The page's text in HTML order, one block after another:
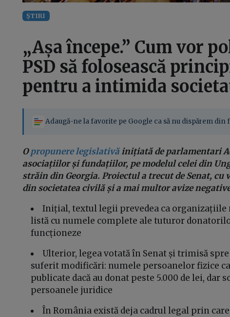
ȘTIRI
„Așa începe.” Cum vor
PSD să folosească
pentru a intimida
Adaugă-ne la favorite pe Google ca să nu dispărem din
Opropunere legislativăinițiată de parlamentari
asociațiilor și fundațiilor, pe modelul celei din
străin din Georgia. Proiectul a trecut de Senat, cu
din societatea civilă și a mai multor avize
Inițial, textul legii prevedea ca organizațiile
listă cu numele complete ale tuturor
funcționeze
Ulterior, legea votată în Senat și trimisă
suferit modificări: numele persoanelor fizice
publicate dacă au donat peste 5.000 de lei, dar
persoanele juridice
În România există deja cadrul legal prin